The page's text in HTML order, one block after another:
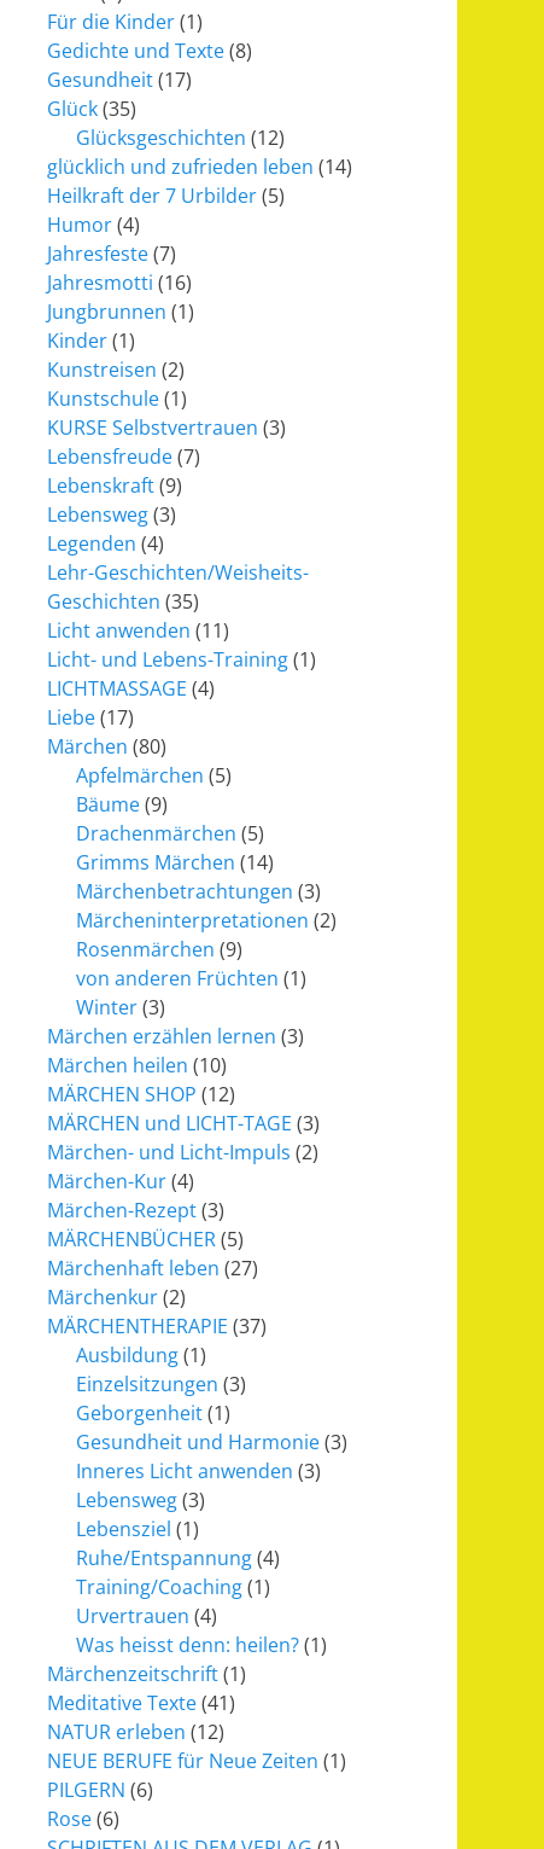
Für die Kinder(1)
Gedichte und Texte(8)
Gesundheit(17)
Glück(35)
Glücksgeschichten (12)
glücklich und zufrieden leben (14)
Heilkraft der 7 Urbilder(5)
Humor(4)
Jahresfeste(7)
Jahresmotti (16)
Jungbrunnen (1)
Kinder(1)
Kunstreisen (2)
Kunstschule(1)
KURSE Selbstvertrauen (3)
Lebensfreude(7)
Lebenskraft(9)
Lebensweg(3)
Legenden (4)
Lehr-Geschichten/Weisheits-
Geschichten (35)
Licht anwenden (11)
Licht- und Lebens-Training(1)
LICHTMASSAGE (4)
Liebe(17)
Märchen (80)
Apfelmärchen (5)
Bäume(9)
Drachenmärchen (5)
Grimms Märchen (14)
Märchenbetrachtungen (3)
Märcheninterpretationen (2)
Rosenmärchen (9)
von anderen Früchten (1)
Winter(3)
Märchen erzählen lernen (3)
Märchen heilen (10)
MÄRCHEN SHOP (12)
MÄRCHEN und LICHT-TAGE (3)
Märchen- und Licht-Impuls (2)
Märchen-Kur(4)
Märchen-Rezept(3)
MÄRCHENBÜCHER(5)
Märchenhaft leben (27)
Märchenkur(2)
MÄRCHENTHERAPIE (37)
Ausbildung(1)
Einzelsitzungen (3)
Geborgenheit(1)
Gesundheit und Harmonie(3)
Inneres Licht anwenden (3)
Lebensweg(3)
Lebensziel (1)
Ruhe/Entspannung(4)
Training/Coaching(1)
Urvertrauen (4)
Was heisst denn: heilen?(1)
Märchenzeitschrift(1)
Meditative Texte(41)
NATUR erleben (12)
NEUE BERUFE für Neue Zeiten (1)
PILGERN (6)
Rose(6)